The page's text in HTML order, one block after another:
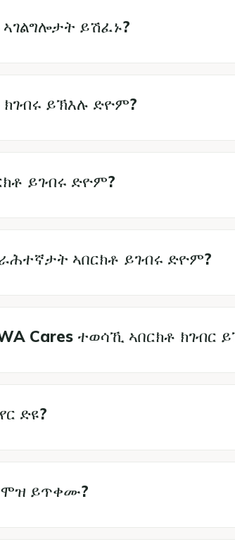
ይሽፈኑ?
ይኽእሉ ድዮም?
ይገብሩ ድዮም?
ኣበርክቶ ይገብሩ ድዮም?
Cares ተወሳኺ ኣበርክቶ ክገብር
ድዩ?
ይጥቀሙ?